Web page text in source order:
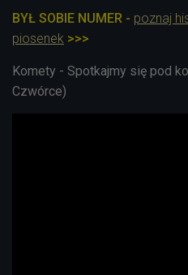
BYŁ SOBIE NUMER - poznaj
piosenek >>>
Komety - Spotkajmy się pod
Czwórce)